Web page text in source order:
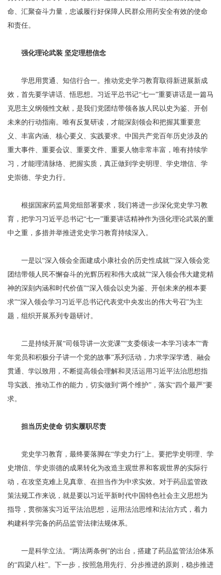
命、汇聚奋斗力量，忠诚履行好保障人民群众用药安全有效的使命
和责任。
强化理论武装 坚定理想信念
学思用贯通、知信行合一。推动党史学习教育取得新进展新成
效，首先要学讲话、悟思想。习近平总书记“七一”重要讲话是一篇马
克思主义纲领性文献，是我们党团结带领各族人民以史为鉴、开创
未来的行动指南。唯有反复研读，才能深刻领会和把握其重要意
义、丰富内涵、核心要义、实践要求。中国共产党百年历史涉及的
重大事件、重要会议、重要文件、重要人物非常丰富，唯有持续学
习，才能理清脉络、把握实质，真正做到学史明理、学史增信、学
史崇德、学史力行。
根据国家药监局党组部署要求，我们将进一步深化党史学习教
育，把学习习近平总书记“七一”重要讲话精神作为强化理论武装的重
中之重，多措并举推进党史学习教育持续深入。
一是以“深入领会全面建成小康社会的历史性成就”“深入领会党
团结带领人民不懈奋斗的光辉历程和伟大成就”“深入领会伟大建党精
神的深刻内涵和时代价值”“深入领会以史为鉴、开创未来的根本要
求”“深入领会学习习近平总书记代表党中央发出的伟大号召”为主
题，组织开展系列专题研讨。
二是持续开展“司领导讲一次党课”“支委领读一本学习读本”“青
年党员和积极分子讲一个党的故事”系列活动，力求学深学透、融会
贯通、学以致用，不断提高领会理解和灵活运用习近平法治思想指
导实践、推动工作的能力，切实做到“两个维护”，落实“四个最严”要
求。
担当历史使命 切实履职尽责
党史学习教育，最终要落脚在“学史力行”上。要把学史明理、学
史增信、学史崇德的成果转化为改造主观世界和客观世界的实际行
动，在攻坚克难上见真章、在担当作为中求实效。对于药品监管政
策法规工作来说，就是要以习近平新时代中国特色社会主义思想为
指导，贯彻落实习近平法治思想，运用法治思维和法治方式，着力
构建科学完备的药品监管法律法规体系。
一是科学立法。“两法两条例”的出台，搭建了药品监管法治体系
的“四梁八柱”。下一步，按照急用先行、分步推进的原则，稳步推进